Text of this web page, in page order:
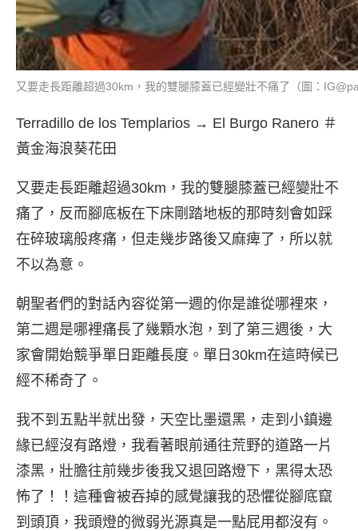
又要走長距離超過30km，我的雙腿膝蓋已經變壯不痛了（圖：
Terradillo de los Templarios → El Burgo Ranero ＃
黃金海浪葵花田
又要走長距離超過30km，我的雙腿膝蓋已經變壯不
痛了，反而腳底板在下床剛踏地板的那時刻會如踩
在碎玻璃般疼痛，但走幾步路後又麻痺了，所以就
不以為意。
朝聖者們的對話內容從第一週的你是誰從哪裡來，
第二週是哪裡痛長了幾顆水泡，到了第三週後，大
家會開始競爭單日距離長度。單日30km在這時候已
經不稀奇了。
我不到五點半就出發，天空比墨還黑，走到小鎮邊
緣已經沒有路燈，我看著眼前通往荒野的道路一片
漆黑，壯膽往前幾步後我又退回路燈下，黑得太恐
怖了！！這種會被吞掉的感覺讓我的恐懼從腳底竄
到頭頂，我頭燈的微弱光源真是一點屁用都沒有。